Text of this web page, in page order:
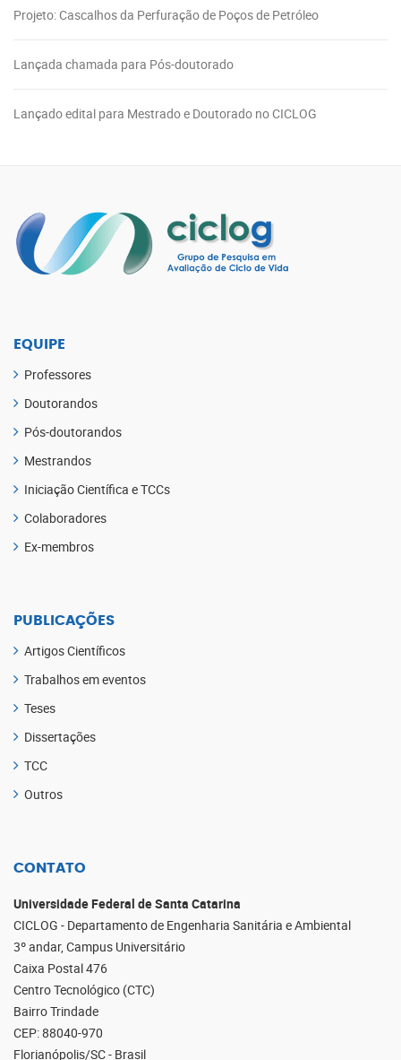
Projeto: Cascalhos da Perfuração de Poços de Petróleo
Lançada chamada para Pós-doutorado
Lançado edital para Mestrado e Doutorado no CICLOG
EQUIPE
Professores
Doutorandos
Pós-doutorandos
Mestrandos
Iniciação Científica e TCCs
Colaboradores
Ex-membros
PUBLICAÇÕES
Artigos Científicos
Trabalhos em eventos
Teses
Dissertações
TCC
Outros
CONTATO
Universidade Federal de Santa Catarina
CICLOG - Departamento de Engenharia Sanitária e Ambiental
3º andar, Campus Universitário
Caixa Postal 476
Centro Tecnológico (CTC)
Bairro Trindade
CEP: 88040-970
Florianópolis/SC - Brasil